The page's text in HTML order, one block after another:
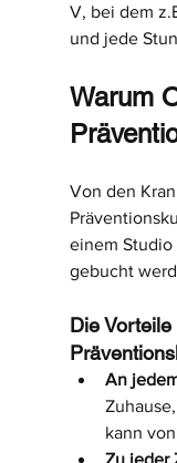
V, bei dem
und jede
Warum
Von den
einem Studio
gebucht
Die
An
kann
Zu jeder